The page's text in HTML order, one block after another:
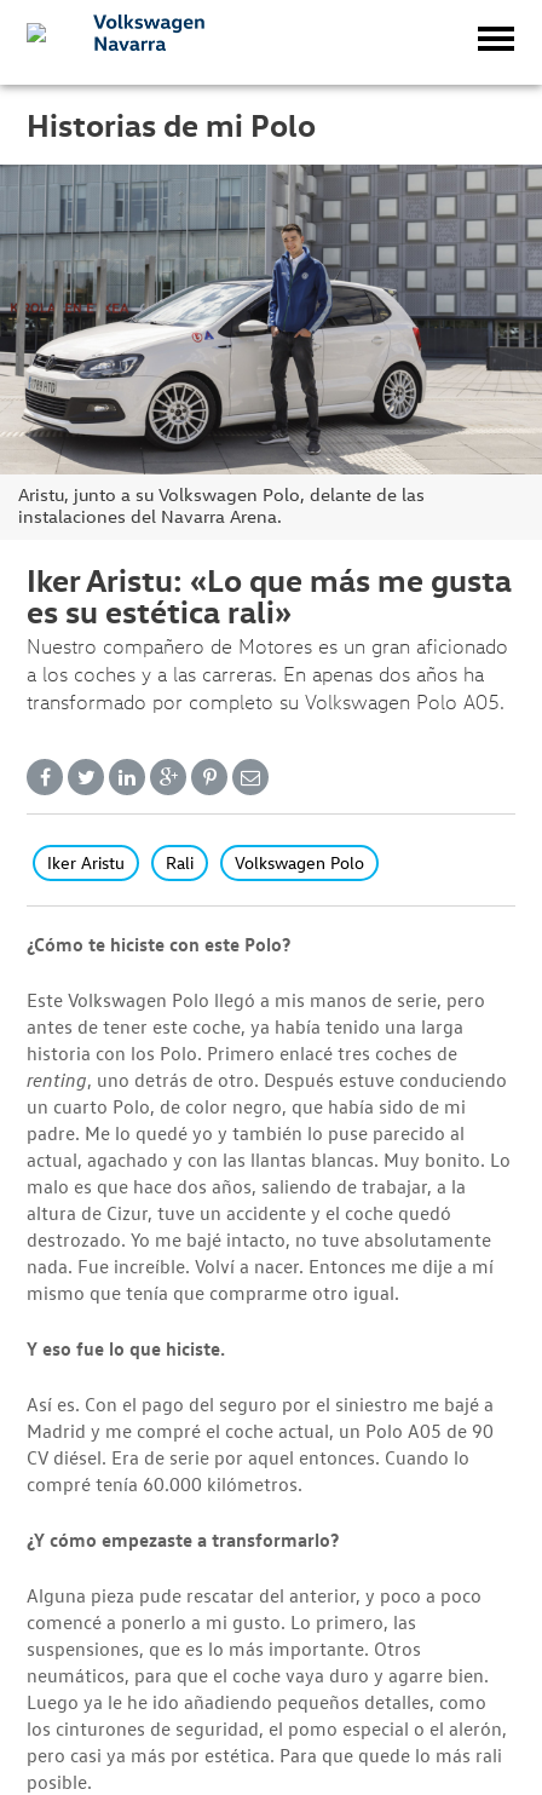
Historias de mi Polo
Aristu, junto a su Volkswagen Polo, delante de las
instalaciones del Navarra Arena.
Iker Aristu: «Lo que más me gusta
es su estética rali»
Nuestro compañero de Motores es un gran aficionado
a los coches y a las carreras. En apenas dos años ha
transformado por completo su Volkswagen Polo A05.
Iker Aristu Rali Volkswagen Polo
¿Cómo te hiciste con este Polo?
Este Volkswagen Polo llegó a mis manos de serie, pero
antes de tener este coche, ya había tenido una larga
historia con los Polo. Primero enlacé tres coches de
renting, uno detrás de otro. Después estuve conduciendo
un cuarto Polo, de color negro, que había sido de mi
padre. Me lo quedé yo y también lo puse parecido al
actual, agachado y con las llantas blancas. Muy bonito. Lo
malo es que hace dos años, saliendo de trabajar, a la
altura de Cizur, tuve un accidente y el coche quedó
destrozado. Yo me bajé intacto, no tuve absolutamente
nada. Fue increíble. Volví a nacer. Entonces me dije a mí
mismo que tenía que comprarme otro igual.
Y eso fue lo que hiciste.
Así es. Con el pago del seguro por el siniestro me bajé a
Madrid y me compré el coche actual, un Polo A05 de 90
CV diésel. Era de serie por aquel entonces. Cuando lo
compré tenía 60.000 kilómetros.
¿Y cómo empezaste a transformarlo?
Alguna pieza pude rescatar del anterior, y poco a poco
comencé a ponerlo a mi gusto. Lo primero, las
suspensiones, que es lo más importante. Otros
neumáticos, para que el coche vaya duro y agarre bien.
Luego ya le he ido añadiendo pequeños detalles, como
los cinturones de seguridad, el pomo especial o el alerón,
pero casi ya más por estética. Para que quede lo más rali
posible.